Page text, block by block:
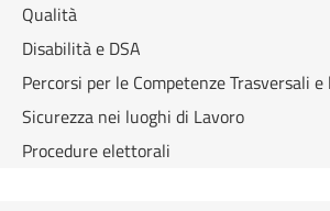
Qualità
Disabilità e DSA
Percorsi per le Competenze Trasversali
Sicurezza nei luoghi di Lavoro
Procedure elettorali